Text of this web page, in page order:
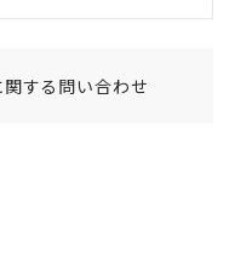
する問い合わせ